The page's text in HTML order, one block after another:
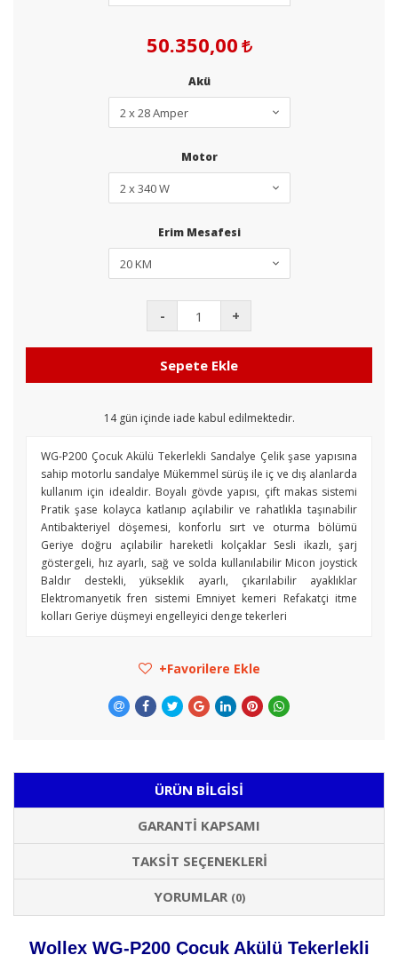
50.350,00
Akü
Motor
Erim Mesafesi
- +
Sepete Ekle
14gün içinde iade kabul edilmektedir.
WG-P200 Çocuk Akülü Tekerlekli Sandalye Çelik şase yapısına
sahip motorlu sandalye Mükemmel sürüş ile iç ve dış alanlarda
kullanım için idealdir. Boyalı gövde yapısı, çift makas sistemi
Pratik şase kolayca katlanıp açılabilir ve rahatlıkla taşınabilir
Antibakteriyel döşemesi, konforlu sırt ve oturma bölümü
Geriye doğru açılabilir hareketli kolçaklar Sesli ikazlı, şarj
göstergeli, hız ayarlı, sağ ve solda kullanılabilir Micon joystick
Baldır destekli, yükseklik ayarlı, çıkarılabilir ayaklıklar
Elektromanyetik fren sistemi Emniyet kemeri Refakatçi itme
kolları Geriye düşmeyi engelleyici denge tekerleri
Favorilere Ekle
ÜRÜN BILGISI
GARANTI KAPSAMI
TAKSIT SEÇENEKLERI
YORUMLAR (0)
Wollex WG-P200 Çocuk Akülü Tekerlekli